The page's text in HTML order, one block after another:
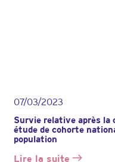
07/03/2023
Survie relative après la
étude de cohorte
population
Lire la suite